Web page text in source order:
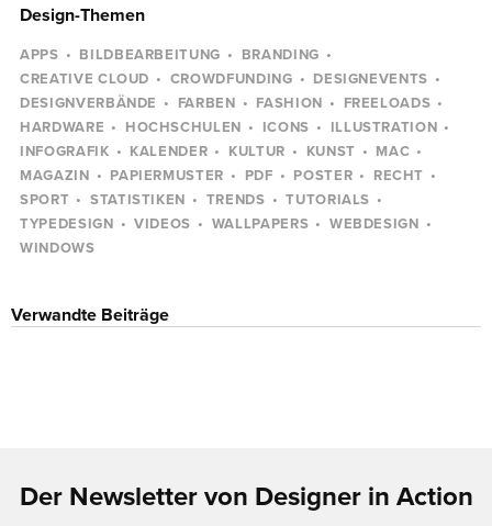
Design-Themen
APPS BILDBEARBEITUNG
BRANDING
CREATIVE CLOUD
CROWDFUNDING
DESIGNEVENTS
DESIGNVERBÄNDE
FARBEN FASHION
FREELOADS
HARDWARE
HOCHSCHULEN ICONS
ILLUSTRATION
INFOGRAFIK
KALENDER KULTUR KUNST
MAC
MAGAZIN
PAPIERMUSTER PDF POSTER
RECHT
SPORT
STATISTIKEN TRENDS
TUTORIALS
TYPEDESIGN
VIDEOS WALLPAPERS
WEBDESIGN
WINDOWS
Verwandte Beiträge
Der Newsletter von Designer in Action